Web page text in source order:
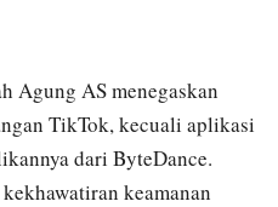
Agung AS menegaskan
TikTok, kecuali aplikasi
dari ByteDance.
keamanan